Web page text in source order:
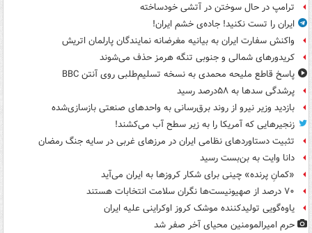
ترامپ در حال سوختن در آتشی خودساخته
ایران را تست نکنید! جاده‌ی خشم ایران!
واکنش سفارت ایران به بیانیه مغرضانه نمایندگان پارلمان اتریش
کریدورهای شمالی و جنوبی تنگه هرمز حذف می‌شوند
پاسخ قاطع ملیحه محمدی به نسخه تسلیم‌طلبی روی آنتن BBC
پرشدگی سدها به ۵۸درصد رسید
بازدید وزیر نیرو از روند برق‌رسانی به واحدهای صنعتی بازسازی‌شده
زنجیرهایی که آمریکا را به زیر سطح آب می‌کشند!
تثبیت دستاوردهای نظامی ایران در مرزهای غربی در سایه جنگ رمضان
دانا وایت به بن‌بست رسید
«کمانِ پرنده» چینی برای شکار کروزها به ایران می‌آید
۷۰ درصد از صهیونیست‌ها نگران سلامت انتخابات هستند
یاوه‌گویی تولیدکننده موشک کروز اوکراینی علیه ایران
حرم امیرالمومنین محیای آخر صفر شد